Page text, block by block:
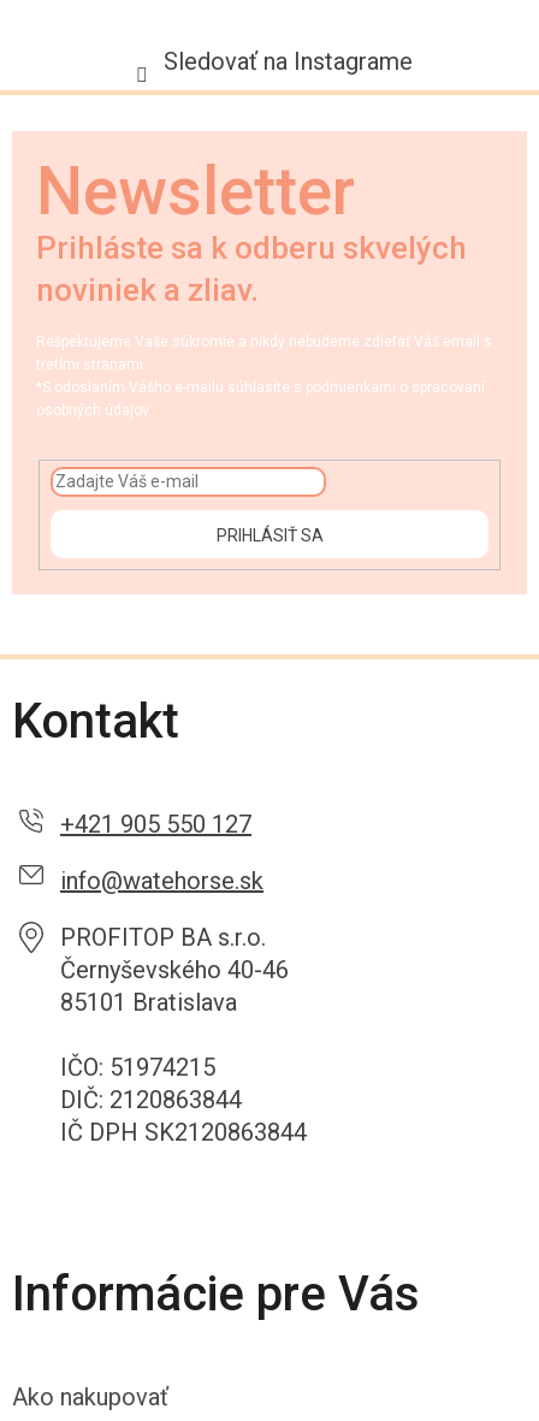
Sledovať na Instagrame
Newsletter
Prihláste sa k odberu skvelých
noviniek a zliav.
Rešpektujeme Vaše súkromie a nikdy nebudeme zdieľať Váš email s
tretími stranami.
*S odoslaním Vášho e-mailu súhlasíte s podmienkami o spracovaní
osobných údajov.
PRIHLÁSIŤ SA
Kontakt
+421 905 550 127
info@watehorse.sk
PROFITOP BA s.r.o.
Černyševského 40-46
85101 Bratislava
IČO: 51974215
DIČ: 2120863844
IČ DPH SK2120863844
Informácie pre Vás
Ako nakupovať